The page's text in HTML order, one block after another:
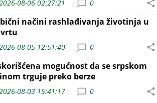
08-06 02:27:21 0
načini rashlađivanja životinja u
vrtu
08-05 12:51:40 0
mogućnost da se srpskom
trguje preko berze
08-03 15:41:17 0